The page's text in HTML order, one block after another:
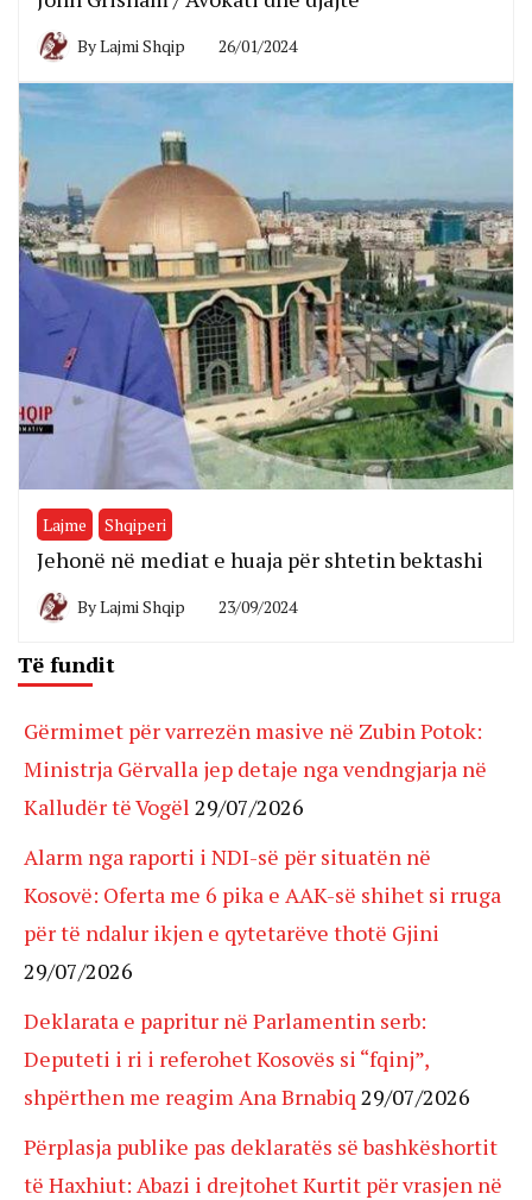
ByLajmi Shqip 26/01/2024
Lajme Shqiperi
Jehonë në mediat e huaja për shtetin bektashi
ByLajmi Shqip 23/09/2024
Të fundit
Gërmimet për varrezën masive në Zubin Potok:
Ministrja Gërvalla jep detaje nga vendngjarja në
Kalludër të Vogël 29/07/2026
Alarm nga raporti i NDI-së për situatën në
Kosovë: Oferta me 6 pika e AAK-së shihet si rruga
për të ndalur ikjen e qytetarëve thotë Gjini
29/07/2026
Deklarata e papritur në Parlamentin serb:
Deputeti i ri i referohet Kosovës si “fqinj”,
shpërthen me reagim Ana Brnabiq 29/07/2026
Përplasja publike pas deklaratës së bashkëshortit
të Haxhiut: Abazi i drejtohet Kurtit për vrasjen në